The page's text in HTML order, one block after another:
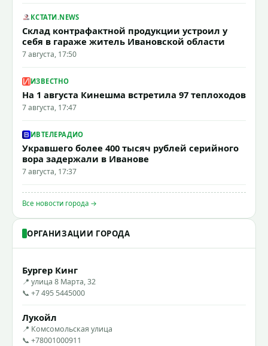
КСТАТИ.NEWS
Склад контрафактной продукции устроил у
себя в гараже житель Ивановской области
7 августа, 17:50
ИЗВЕСТНО
На 1 августа Кинешма встретила 97 теплоходов
7 августа, 17:47
ИВТЕЛЕРАДИО
Укравшего более 400 тысяч рублей серийного
вора задержали в Иванове
7 августа, 17:37
Все новости города →
ОРГАНИЗАЦИИ ГОРОДА
Бургер Кинг
📍 улица 8 Марта, 32
📞 +7 495 5445000
Лукойл
📍 Комсомольская улица
📞 +78001000911